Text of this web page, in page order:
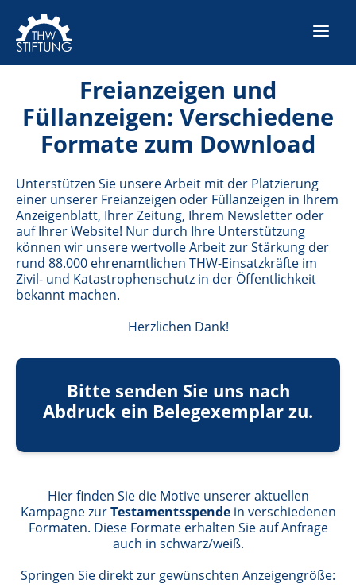
Freianzeigen und
Füllanzeigen: Verschiedene
Formate zum Download
Unterstützen Sie unsere Arbeit mit der Platzierung
einer unserer Freianzeigen oder Füllanzeigen in Ihrem
Anzeigenblatt, Ihrer Zeitung, Ihrem Newsletter oder
auf Ihrer Website! Nur durch Ihre Unterstützung
können wir unsere wertvolle Arbeit zur Stärkung der
rund 88.000 ehrenamtlichen THW-Einsatzkräfte im
Zivil- und Katastrophenschutz in der Öffentlichkeit
bekannt machen.
Herzlichen Dank!
Bitte senden Sie uns nach
Abdruck ein Belegexemplar zu.
Hier finden Sie die Motive unserer aktuellen
Kampagne zurTestamentsspendein verschiedenen
Formaten. Diese Formate erhalten Sie auf Anfrage
auch in schwarz/weiß.
Springen Sie direkt zur gewünschten Anzeigengröße: